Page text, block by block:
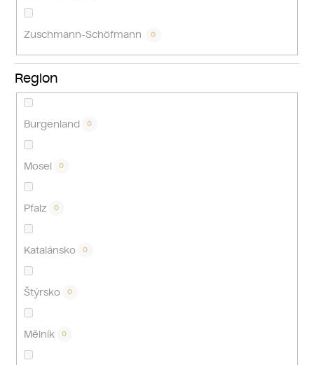
Zuschmann-Schöfmann 0
Region
Burgenland 0
Mosel 0
Pfalz 0
Katalánsko 0
Štýrsko 0
Mělník 0